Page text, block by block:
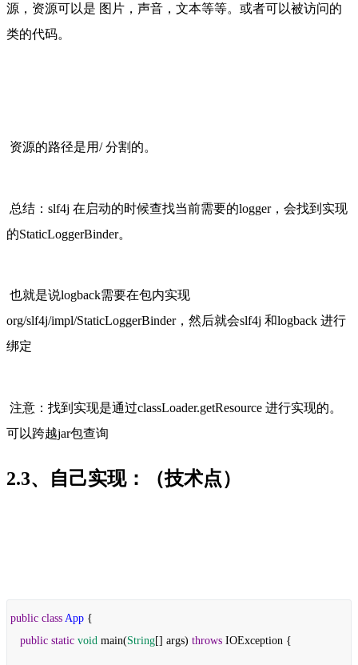
源，资源可以是 图片，声音，文本等等。或者可以被访问的
类的代码。
资源的路径是用/ 分割的。
总结：slf4j 在启动的时候查找当前需要的logger，会找到实现
的StaticLoggerBinder。
也就是说logback需要在包内实现
org/slf4j/impl/StaticLoggerBinder，然后就会slf4j 和logback 进行
绑定
注意：找到实现是通过classLoader.getResource 进行实现的。
可以跨越jar包查询
2.3、自己实现：（技术点）
public class App {
public static void main(String[] args) throws IOException {